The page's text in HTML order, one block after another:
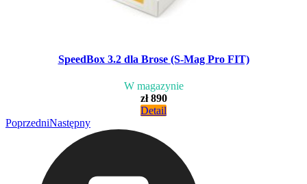
SpeedBox 3.2 dla Brose (S-Mag Pro FIT)
W magazynie
zł 890
Detail
PoprzedniNastępny